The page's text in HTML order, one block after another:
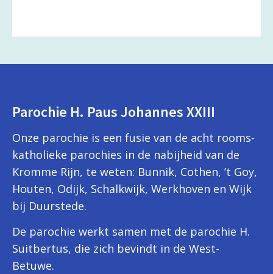
Parochie H. Paus Johannes XXIII
Onze parochie is een fusie van de acht rooms-
katholieke parochies in de nabijheid van de
Kromme Rijn, te weten: Bunnik, Cothen, ’t Goy,
Houten, Odijk, Schalkwijk, Werkhoven en Wijk
bij Duurstede.
De parochie werkt samen met de parochie H.
Suitbertus, die zich bevindt in de West-
Betuwe.